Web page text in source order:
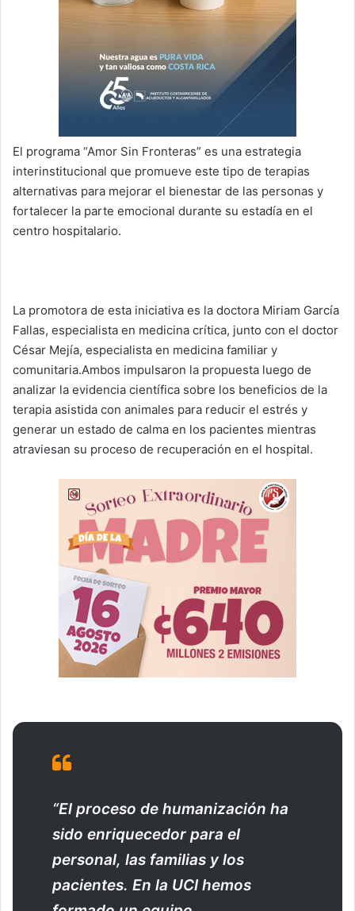
El programa “Amor Sin Fronteras” es una estrategia
interinstitucional que promueve este tipo de terapias
alternativas para mejorar el bienestar de las personas y
fortalecer la parte emocional durante su estadía en el
centro hospitalario.
La promotora de esta iniciativa es la doctora Miriam García
Fallas, especialista en medicina crítica, junto con el doctor
César Mejía, especialista en medicina familiar y
comunitaria.Ambos impulsaron la propuesta luego de
analizar la evidencia científica sobre los beneficios de la
terapia asistida con animales para reducir el estrés y
generar un estado de calma en los pacientes mientras
atraviesan su proceso de recuperación en el hospital.
“El proceso de humanización ha
sido enriquecedor para el
personal, las familias y los
pacientes. En la UCI hemos